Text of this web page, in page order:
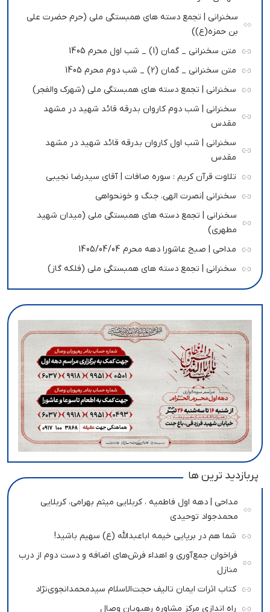
سخنرانی | تجمع دسته های همبستگی ملی (حرم حضرت علی
بن حمزه(ع))
متن سخنرانی _ گمان (1) _ شب اول محرم 1405
متن سخنرانی _ گمان (2) _ شب دوم محرم 1405
سخنرانی | تجمع دسته های همبستگی ملی (شهرک والفجر)
سخنرانی | شب دوم کاروان بدرقه قائد شهید در مشهد
مقدس
سخنرانی | شب اول کاروان بدرقه قائد شهید در مشهد
مقدس
تلاوت قرآن کریم : سوره صافات | آقای سیدرضا نجیبی
سخنرانی |نصرت الهی، جنگ و خونحواهی
سخنرانی | تجمع دسته های همبستگی ملی (میدان شهید
مطهری)
مداحی | صبح عاشورا دهه محرم 1405/04/04
سخنرانی | تجمع دسته های همبستگی ملی (فلکه گاز)
پربازدید ترین ها
مداحی | دهه اول فاطمیه ، کربلایی میثم بهرامی، کربلایی
محمدجواد توحیدی
شما هم در برپایی خیمه اباعبدالله (ع) سهیم باشید!
فراخوان جمع‌آوری و اهداء فرش‌های اضافه و دست دوم از درب
منازل
کتاب اثرات ایمان تالیف حجت‌الاسلام سیدمحمدانجوی‌نژاد
راه اندازی مرکز مشاوره رهپویان وصال